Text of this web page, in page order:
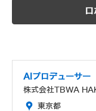
AIプロデューサー
株式会社TBWA
東京都